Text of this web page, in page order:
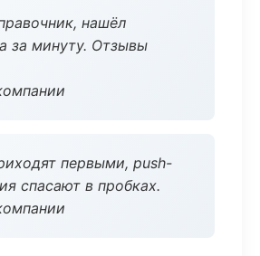
нашёл
за минуту. Отзывы
первыми, push-
спасают в пробках.